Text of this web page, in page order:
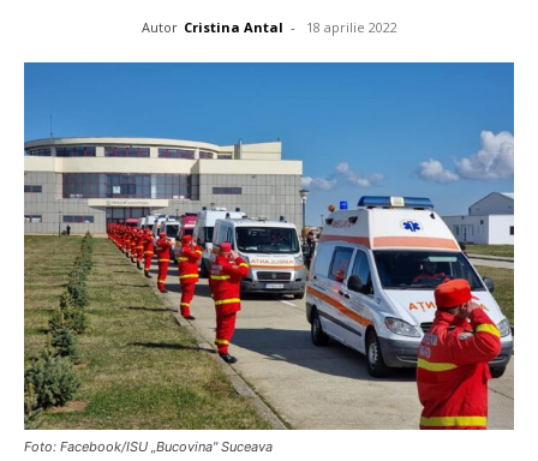
Autor Cristina Antal - 18 aprilie 2022
Foto: Facebook/ISU „Bucovina" Suceava